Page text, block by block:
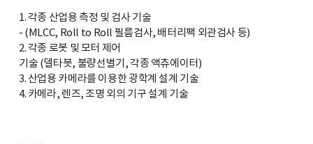
1. 각종 산업용 측정 및 검사 기술
- (MLCC, Roll to Roll 필름검사, 배터리팩 외관검사 등)
2. 각종 로봇 및 모터 제어
기술 (델타봇, 불량선별기, 각종 액츄에이터)
3. 산업용 카메라를 이용한 광학계 설계 기술
4. 카메라, 렌즈, 조명 외의 기구 설계 기술